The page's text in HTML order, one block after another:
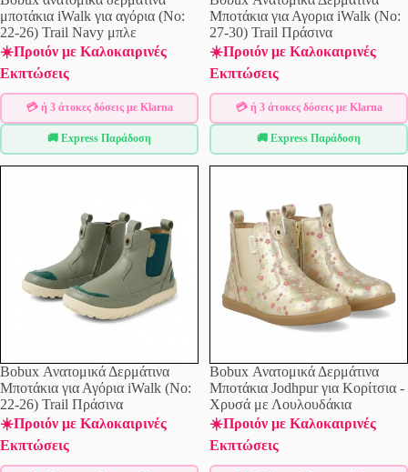
μποτάκια iWalk για αγόρια (Νο:
22-26) Trail Navy μπλε
☀️Προιόν με Καλοκαιρινές
Εκπτώσεις
💳 ή 3 άτοκες δόσεις με Klarna
🚚 Express Παράδοση
Μποτάκια για Αγορια iWalk (No:
27-30) Trail Πράσινα
☀️Προιόν με Καλοκαιρινές
Εκπτώσεις
💳 ή 3 άτοκες δόσεις με Klarna
🚚 Express Παράδοση
Bobux Ανατομικά Δερμάτινα
Μποτάκια για Αγόρια iWalk (No:
22-26) Trail Πράσινα
☀️Προιόν με Καλοκαιρινές
Εκπτώσεις
Bobux Ανατομικά Δερμάτινα
Μποτάκια Jodhpur για Κορίτσια -
Χρυσά με Λουλουδάκια
☀️Προιόν με Καλοκαιρινές
Εκπτώσεις